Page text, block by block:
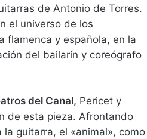
de Antonio de Torres.
el universo de los
flamenca y española, en la
del bailarín y coreógrafo
del Canal, Pericet y
de esta pieza. Afrontando
guitarra, el «animal», como